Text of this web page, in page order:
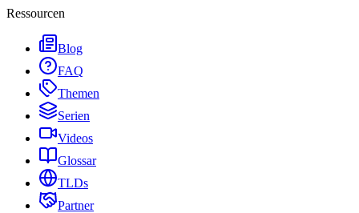
Ressourcen
Blog
FAQ
Themen
Serien
Videos
Glossar
TLDs
Partner